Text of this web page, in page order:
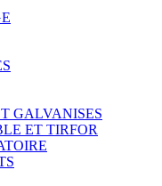
GALVANISES
ET TIRFOR